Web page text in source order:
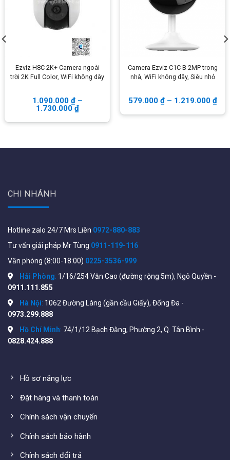
Lens mount: M12
2.8 mm, horizontal FOV: 96°, vertical FOV: 52°,
FOV: 89°
Tầm xa hồng ngoại: đến 30m.
DORI:
4 mm, D: 82 m, O: 32 m, R: 16 m, I: 8 m
Wide Dynamic Range: 120dB
Audio typed: -U: Mono sound
G.711ulaw/G.711alaw/G.722.1/G.726/MP2L2/PCM/AAC-
Hỗ trợ dịch vụ Hik-Connect, ko hỗ trợ tính năng DDNS.
DS-2CD1147G2-LUF
Đóng gói Camera, phụ kiện, dán đánh dấu
Ezviz H8C 2K+ Camera ngoài
trời 2K Full Color, WiFi không dây
1.090.000 ₫–
1.730.000 ₫
Camera Ezviz C1C-B 2MP trong
nhà, WiFi không dây, Siêu nhỏ
579.000 ₫– 1.219.000 ₫
CHI NHÁNH
Hotline zalo 24/7 Mrs Liên 0972-880-883
Tư vấn giải pháp Mr Tùng 0911-119-116
Văn phòng (8:00-18:00) 0225-3536-999
Hải Phòng: 1/16/254 Văn Cao (đường rộng 5m), Ngô Quyền -
0911.111.855
Hà Nội: 1062 Đường Láng (gần cầu Giấy), Đống Đa -
0973.299.888
Hồ Chí Minh: 74/1/12 Bạch Đằng, Phường 2, Q. Tân Bình -
0828.424.888
Hồ sơ năng lực
Đặt hàng và thanh toán
Chính sách vận chuyển
Chính sách bảo hành
Chính sách đổi trả